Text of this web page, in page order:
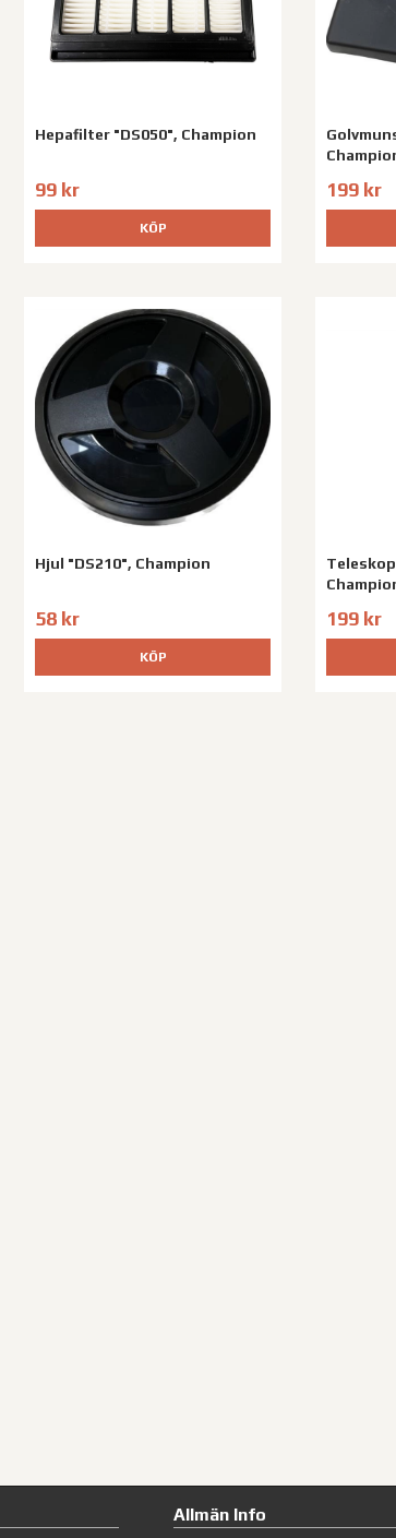
Hepafilter "DS050", Champion
99 kr
KÖP
199 kr
Hjul "DS210", Champion
58 kr
KÖP
199 kr
Allmän Info